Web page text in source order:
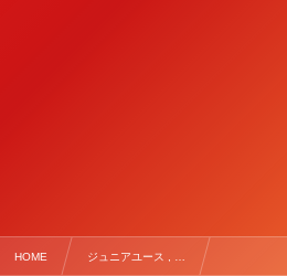
HOME ジュニアユース , …